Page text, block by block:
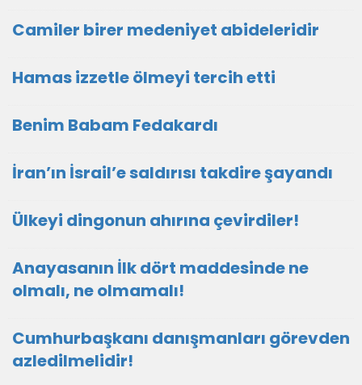
Camiler birer medeniyet abideleridir
Hamas izzetle ölmeyi tercih etti
Benim Babam Fedakardı
İran’ın İsrail’e saldırısı takdire şayandı
Ülkeyi dingonun ahırına çevirdiler!
Anayasanın İlk dört maddesinde ne
olmalı, ne olmamalı!
Cumhurbaşkanı danışmanları görevden
azledilmelidir!